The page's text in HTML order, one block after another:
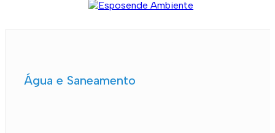
Água e Saneamento